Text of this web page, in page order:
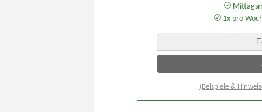
1x pro
(Beispiele &